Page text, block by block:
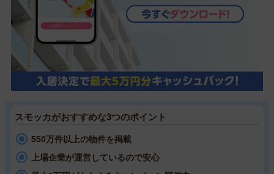
スモッカがおすすめな3つのポイント
550万件以上の物件を掲載
上場企業が運営しているので安心